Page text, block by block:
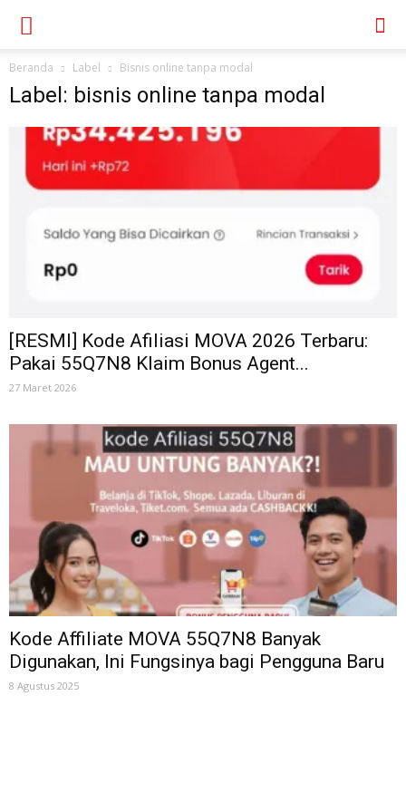
Beranda Label Bisnis online tanpa modal
Label: bisnis online tanpa modal
[RESMI] Kode Afiliasi MOVA 2026 Terbaru:
Pakai 55Q7N8 Klaim Bonus Agent...
27 Maret 2026
Kode Affiliate MOVA 55Q7N8 Banyak
Digunakan, Ini Fungsinya bagi Pengguna Baru
8 Agustus 2025